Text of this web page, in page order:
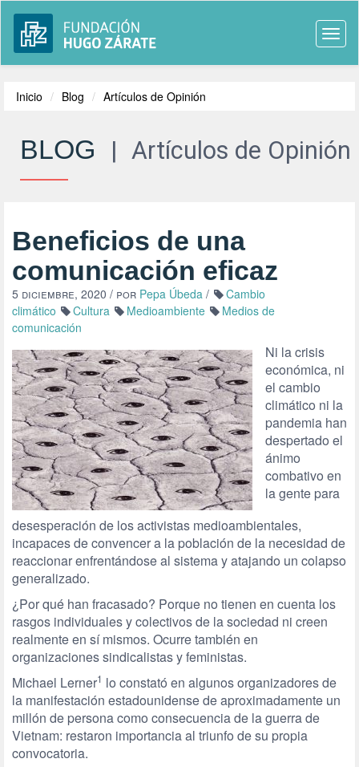
Inicio Blog Artículos de Opinión
BLOG | Artículos de Opinión
Beneficios de una
comunicación eficaz
5 diciembre, 2020 / por Pepa Úbeda /
Cambio
climático
Cultura Medioambiente
Medios de
comunicación
Ni la crisis
económica, ni
el cambio
climático ni la
pandemia han
despertado el
ánimo
combativo en
la gente para
desesperación de los activistas medioambientales,
incapaces de convencer a la población de la necesidad de
reaccionar enfrentándose al sistema y atajando un colapso
generalizado.
¿Por qué han fracasado? Porque no tienen en cuenta los
rasgos individuales y colectivos de la sociedad ni creen
realmente en sí mismos. Ocurre también en
organizaciones sindicalistas y feministas.
Michael Lerner1 lo constató en algunos organizadores de
la manifestación estadounidense de aproximadamente un
millón de persona como consecuencia de la guerra de
Vietnam: restaron importancia al triunfo de su propia
convocatoria.